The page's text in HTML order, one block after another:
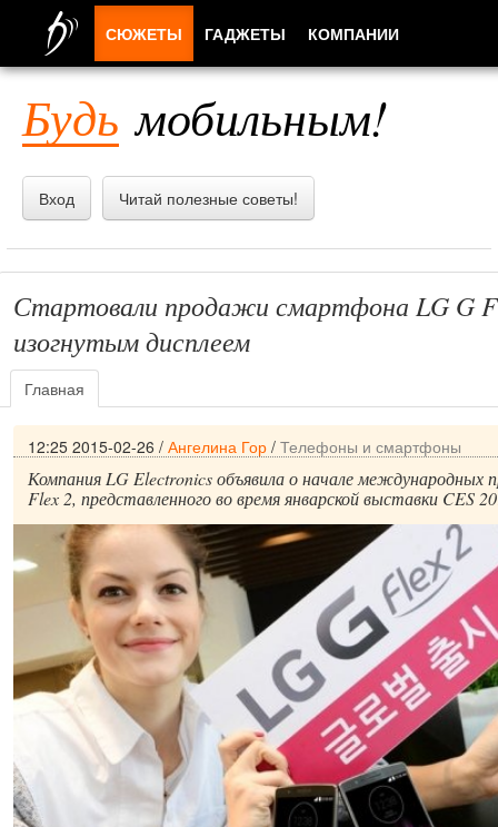
Будь мобильным!
Вход Читай полезные советы!
Стартовали продажи смартфона LG G
изогнутым дисплеем
Главная
12:25 2015-02-26 / Ангелина Гор / Телефоны и смартфоны
Компания LG Electronics объявила о начале
Flex 2, представленного во время январской выставки CES
СЮЖЕТЫ ГАДЖЕТЫ КОМПАНИИ
ПРИЛОЖЕНИЯ